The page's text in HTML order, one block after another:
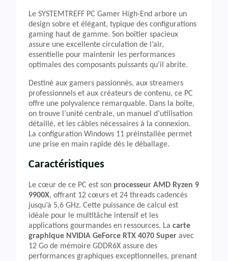
Le SYSTEMTREFF PC Gamer High-End arbore un
design sobre et élégant, typique des configurations
gaming haut de gamme. Son boîtier spacieux
assure une excellente circulation de l’air,
essentielle pour maintenir les performances
optimales des composants puissants qu’il abrite.
Destiné aux gamers passionnés, aux streamers
professionnels et aux créateurs de contenu, ce PC
offre une polyvalence remarquable. Dans la boîte,
on trouve l’unité centrale, un manuel d’utilisation
détaillé, et les câbles nécessaires à la connexion.
La configuration Windows 11 préinstallée permet
une prise en main rapide dès le déballage.
Caractéristiques
Le cœur de ce PC est son processeur AMD Ryzen 9
9900X, offrant 12 cœurs et 24 threads cadencés
jusqu’à 5,6 GHz. Cette puissance de calcul est
idéale pour le multitâche intensif et les
applications gourmandes en ressources. La carte
graphique NVIDIA GeForce RTX 4070 Super avec
12 Go de mémoire GDDR6X assure des
performances graphiques exceptionnelles, prenant